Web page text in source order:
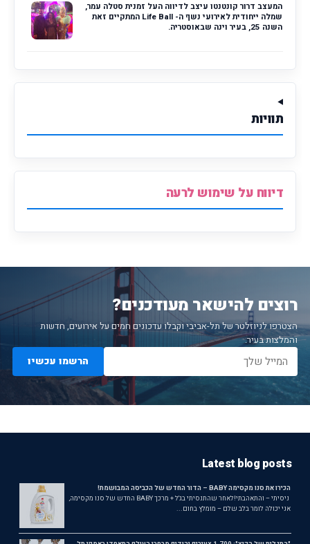
המעצב דרור קונטנטו עיצב לדיווה העל זמנית סטלה עמר,
שמלה ייחודית לאירועי נשף ה- Life Ball המתקיים זאת
השנה 25, בעיר וינה שבאוסטריה.
תוויות
דיווח על שימוש לרעה
רוצים להישאר מעודכנים?
הצטרפו לניוזלטר של תל-אביבי וקבלו עדכונים חמים על אירועים, חדשות
והמלצות בעיר.
הרשמו עכשיו
Latest blog posts
הכירו את סנו מקסימה BABY – הדור החדש של הכביסה המבושמת!
ניסיתי – והתאהבתי!לאחר שהתנסיתי בג'ל + מרכך BABY החדש של סנו מקסימה,
אני יכולה לומר בלב שלם – מומלץ בחום...